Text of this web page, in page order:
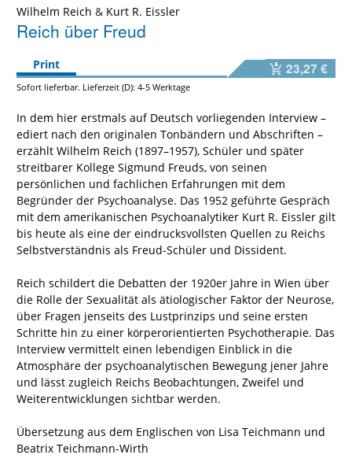
Wilhelm Reich & Kurt R. Eissler
Reich über Freud
Print 23,27 €
Sofort lieferbar. Lieferzeit (D): 4-5 Werktage
In dem hier erstmals auf Deutsch vorliegenden Interview –
ediert nach den originalen Tonbändern und Abschriften –
erzählt Wilhelm Reich (1897–1957), Schüler und später
streitbarer Kollege Sigmund Freuds, von seinen
persönlichen und fachlichen Erfahrungen mit dem
Begründer der Psychoanalyse. Das 1952 geführte Gespräch
mit dem amerikanischen Psychoanalytiker Kurt R. Eissler gilt
bis heute als eine der eindrucksvollsten Quellen zu Reichs
Selbstverständnis als Freud-Schüler und Dissident.
Reich schildert die Debatten der 1920er Jahre in Wien über
die Rolle der Sexualität als ätiologischer Faktor der Neurose,
über Fragen jenseits des Lustprinzips und seine ersten
Schritte hin zu einer körperorientierten Psychotherapie. Das
Interview vermittelt einen lebendigen Einblick in die
Atmosphäre der psychoanalytischen Bewegung jener Jahre
und lässt zugleich Reichs Beobachtungen, Zweifel und
Weiterentwicklungen sichtbar werden.
Übersetzung aus dem Englischen von Lisa Teichmann und
Beatrix Teichmann-Wirth